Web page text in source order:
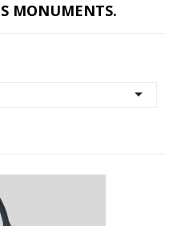
MONUMENTS.
